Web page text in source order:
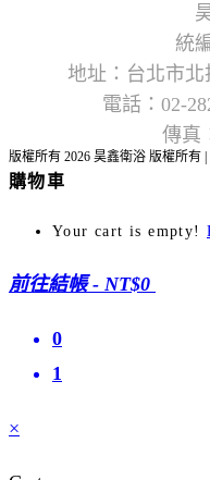
統
地址：台北市
電話：02-
傳真
版權所有 2026 昊鑫衛浴 版權所有 |
購物車
Your cart is empty!
前往結帳 - NT$0
0
1
×